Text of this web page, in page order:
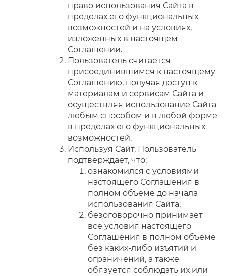
право использования Сайта в
пределах его функциональных
возможностей и на условиях,
изложенных в настоящем
Соглашении.
Пользователь считается
присоединившимся к настоящему
Соглашению, получая доступ к
материалам и сервисам Сайта и
осуществляя использование Сайта
любым способом и в любой форме
в пределах его функциональных
возможностей.
Используя Сайт, Пользователь
подтверждает, что:
ознакомился с условиями
настоящего Соглашения в
полном объёме до начала
использования Сайта;
безоговорочно принимает
все условия настоящего
Соглашения в полном объёме
без каких-либо изъятий и
ограничений, а также
обязуется соблюдать их или